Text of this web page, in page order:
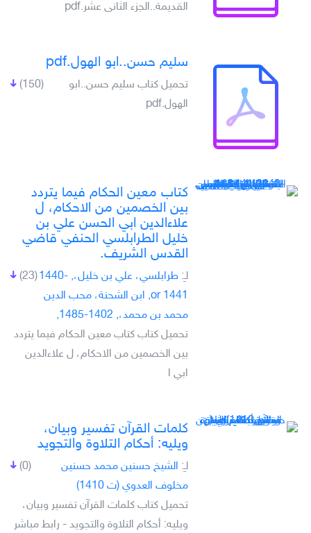
القديمة..الجزء الثانى عشر.pdf
سليم حسن..ابو الهول.pdf
(150)
تحميل كتاب سليم حسن..ابو
الهول.pdf
كتاب معين الحكام فيما يتردد
بين الخصمين من الاحكام، ل
علاءالدين ابي الحسن علي بن
خليل الطرابلسي الحنفي قاضي
القدس الشريف.
(23) لـِ:
طرابلسي، علي بن خليل،, -1440
or 1441, ابن الشحنة، محب الدين
محمد بن محمد،, 1402-1485,
تحميل كتاب كتاب معين الحكام فيما يتردد
بين الخصمين من الاحكام، ل علاءالدين
ابي ا
كلمات القرآن تفسير وبيان،
ويليه: أحكام التلاوة والتجويد
(0) لـِ: الشيخ حسنين محمد حسنين
مخلوف العدوي (ت 1410)
تحميل كتاب كلمات القرآن تفسير وبيان،
ويليه: أحكام التلاوة والتجويد - رابط مباشر